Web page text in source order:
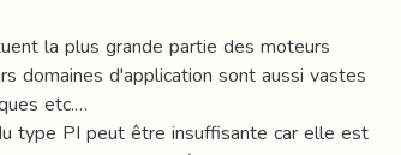
la plus grande partie des moteurs
domaines d'application sont aussi vastes
etc.…
type PI peut être insuffisante car elle est